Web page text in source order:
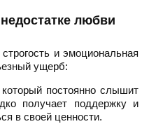
любви
и эмоциональная
ущерб:
постоянно слышит
получает поддержку и
в своей ценности.